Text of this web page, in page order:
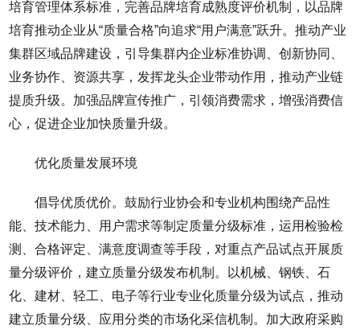
培育管理体系标准，完善品牌培育成熟度评价机制，以品牌
培育推动企业从“质量合格”向追求“用户满意”跃升。推动产业
集群区域品牌建设，引导集群内企业标准协调、创新协同、
业务协作、资源共享，发挥龙头企业带动作用，推动产业链
提质升级。加强品牌宣传推广，引领消费需求，增强消费信
心，促进企业加快质量升级。
优化质量发展环境
倡导优质优价。鼓励行业协会和专业机构围绕产品性
能、技术能力、用户需求等制定质量分级标准，运用检验检
测、合格评定、满意度调查等手段，对重点产品试点开展质
量分级评价，建立质量分级发布机制。以机械、钢铁、石
化、建材、轻工、电子等行业专业化质量分级为试点，推动
建立质量分级、应用分类的市场化采信机制。加大政府采购